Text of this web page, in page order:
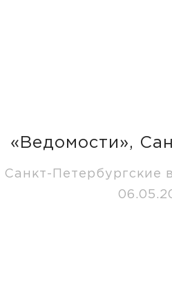
«Ведомости»,
Санкт-Петербургские